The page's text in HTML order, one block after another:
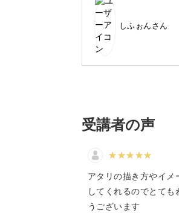
◎ゆるくてシンプ
◎デジタルだけど
など、分かりやす
デジタルイ
「デジタルイラス
の位置を確認するのも
ね💦学んだ事を生かし
りに、かわいい女の子
トを描いてみたいと思
ありがとうございまし
しふぉんさん
受講者の声
アタリの描き方やイメ
してくれるのでとても
うございます